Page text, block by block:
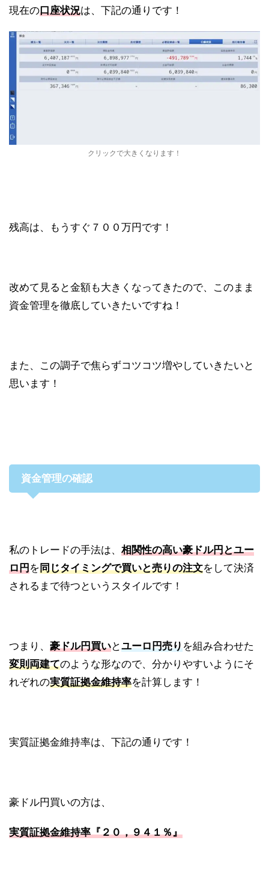
現在の口座状況は、下記の通りです！
クリックで大きくなります！
残高は、もうすぐ７００万円です！
改めて見ると金額も大きくなってきたので、このまま
資金管理を徹底していきたいですね！
また、この調子で焦らずコツコツ増やしていきたいと
思います！
資金管理の確認
私のトレードの手法は、 相関性の高い豪ドル円とユー
ロ円を同じタイミングで買いと売りの注文をして決済
されるまで待つというスタイルです！
つまり、 豪ドル円買いとユーロ円売りを組み合わせた
変則両建てのような形なので、分かりやすいようにそ
れぞれの実質証拠金維持率を計算します！
実質証拠金維持率は、下記の通りです！
豪ドル円買いの方は、
実質証拠金維持率『２０，９４１％』